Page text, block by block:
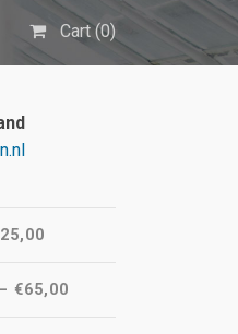
Cart (0)
– €65,00